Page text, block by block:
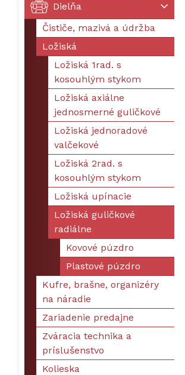
Dielňa
Čističe, mazivá a údržba
Ložiská
Ložiská 1rad. s
kosouhlým stykom
Ložiská axiálne
jednosmerné guličkové
Ložiská jednoradové
valčekové
Ložiská 2rad. s
kosouhlým stykom
Ložiská upínacie
Ložiská guličkové
radiálne
Kovové púzdro
Plastové púzdro
Kufre, brašne, organizéry
na náradie
Zariadenie predajne
Zváracia technika a
príslušenstvo
Kolieska